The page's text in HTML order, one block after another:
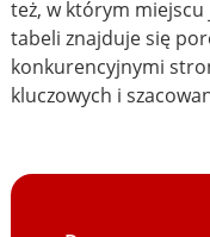
też, w którym
tabeli znajduje się
konkurencyjnymi
kluczowych i